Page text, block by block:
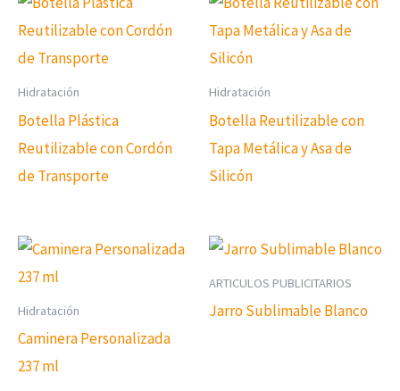
Hidratación
Botella Plástica
Reutilizable con Cordón
de Transporte
Hidratación
Botella Reutilizable con
Tapa Metálica y Asa de
Silicón
Hidratación
Caminera Personalizada
237 ml
ARTICULOS PUBLICITARIOS
Jarro Sublimable Blanco